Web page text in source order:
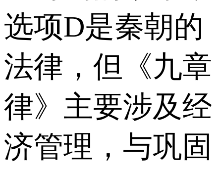
选项D是秦朝的
法律，但《九章
律》主要涉及经
济管理，与巩固